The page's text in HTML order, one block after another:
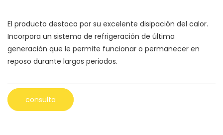
El producto destaca por su excelente disipación del calor.
Incorpora un sistema de refrigeración de última
generación que le permite funcionar o permanecer en
reposo durante largos periodos.
consulta